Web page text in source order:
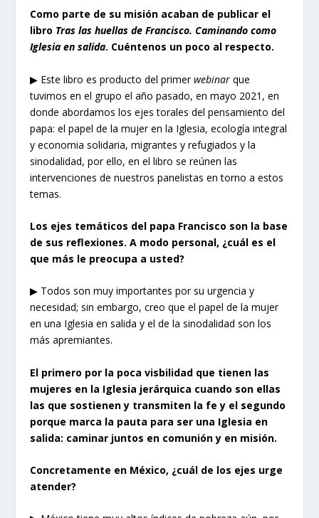
Como parte de su misión acaban de publicar el
libro Tras las huellas de Francisco. Caminando como
Iglesia en salida. Cuéntenos un poco al respecto.
▶ Este libro es producto del primerwebinar que
tuvimos en el grupo el año pasado, en mayo 2021, en
donde abordamos los ejes torales del pensamiento del
papa: el papel de la mujer en la Iglesia, ecología integral
y economia solidaria, migrantes y refugiados y la
sinodalidad, por ello, en el libro se reúnen las
intervenciones de nuestros panelistas en torno a estos
temas.
Los ejes temáticos del papa Francisco son la base
de sus reflexiones. A modo personal, ¿cuál es el
que más le preocupa a usted?
▶ Todos son muy importantes por su urgencia y
necesidad; sin embargo, creo que el papel de la mujer
en una Iglesia en salida y el de la sinodalidad son los
más apremiantes.
El primero por la poca visbilidad que tienen las
mujeres en la Iglesia jerárquica cuando son ellas
las que sostienen y transmiten la fe y el segundo
porque marca la pauta para ser una Iglesia en
salida: caminar juntos en comunión y en misión.
Concretamente en México, ¿cuál de los ejes urge
atender?